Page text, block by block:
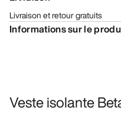
Livraison et retour gratuits
Informations sur le
Veste isolante